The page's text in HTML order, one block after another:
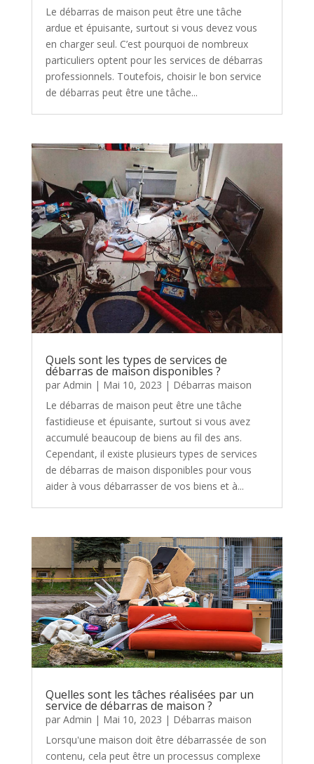
Le débarras de maison peut être une tâche
ardue et épuisante, surtout si vous devez vous
en charger seul. C’est pourquoi de nombreux
particuliers optent pour les services de débarras
professionnels. Toutefois, choisir le bon service
de débarras peut être une tâche...
Quels sont les types de services de
débarras de maison disponibles ?
par Admin | Mai 10, 2023 | Débarras maison
Le débarras de maison peut être une tâche
fastidieuse et épuisante, surtout si vous avez
accumulé beaucoup de biens au fil des ans.
Cependant, il existe plusieurs types de services
de débarras de maison disponibles pour vous
aider à vous débarrasser de vos biens et à...
Quelles sont les tâches réalisées par un
service de débarras de maison ?
par Admin | Mai 10, 2023 | Débarras maison
Lorsqu'une maison doit être débarrassée de son
contenu, cela peut être un processus complexe